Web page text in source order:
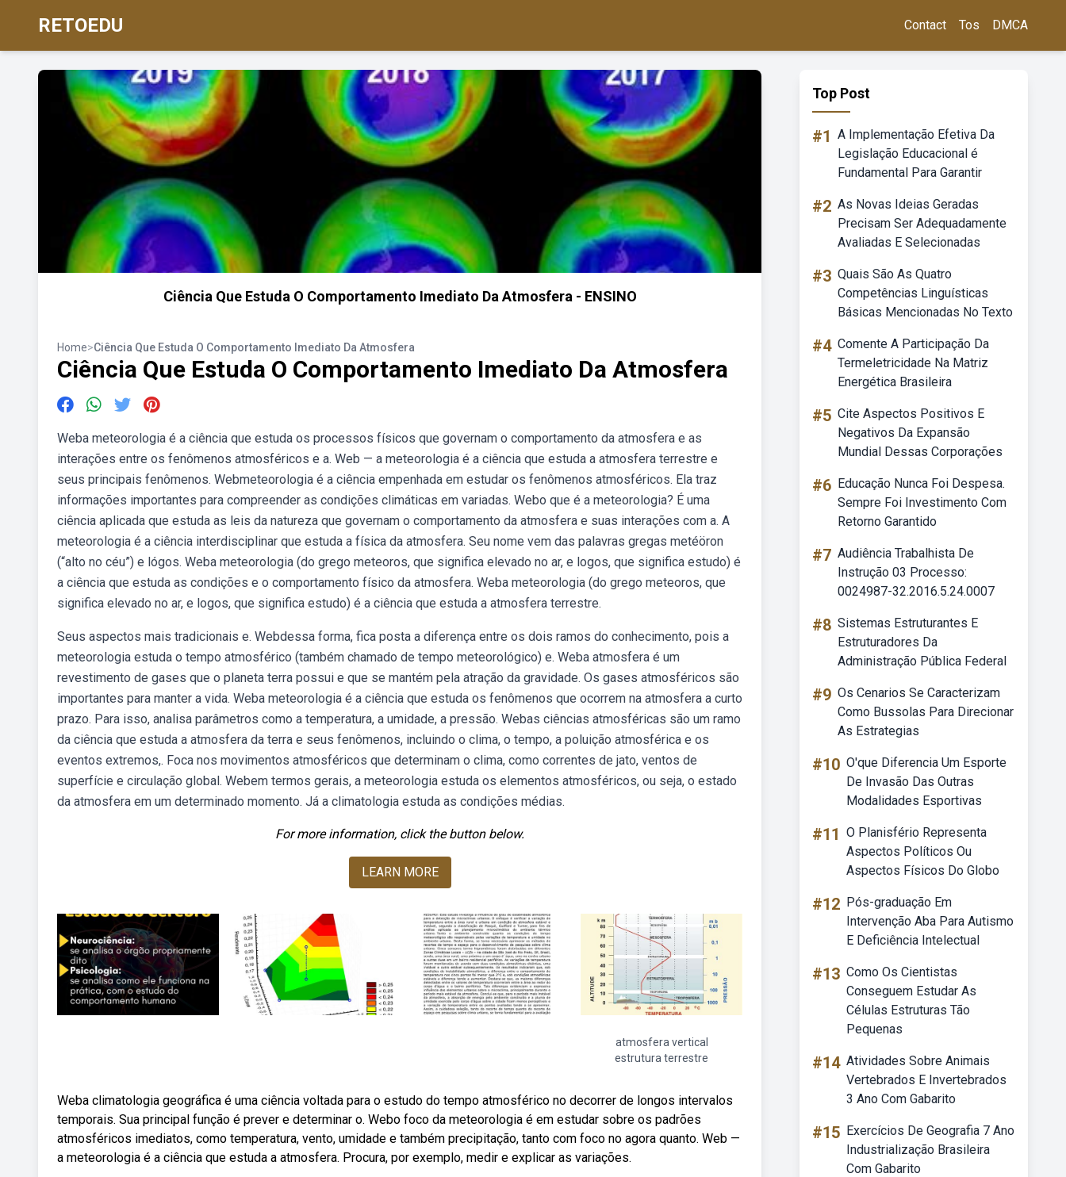
RETOEDU Contact Tos DMCA
Ciência Que Estuda O Comportamento Imediato Da Atmosfera - ENSINO
Home>Ciência Que Estuda O Comportamento Imediato Da Atmosfera
Ciência Que Estuda O Comportamento Imediato Da Atmosfera
Weba meteorologia é a ciência que estuda os processos físicos que governam o comportamento da atmosfera e as
interações entre os fenômenos atmosféricos e a. Web — a meteorologia é a ciência que estuda a atmosfera terrestre e
seus principais fenômenos. Webmeteorologia é a ciência empenhada em estudar os fenômenos atmosféricos. Ela traz
informações importantes para compreender as condições climáticas em variadas. Webo que é a meteorologia? É uma
ciência aplicada que estuda as leis da natureza que governam o comportamento da atmosfera e suas interações com a. A
meteorologia é a ciência interdisciplinar que estuda a física da atmosfera. Seu nome vem das palavras gregas metéöron
(“alto no céu”) e lógos. Weba meteorologia (do grego meteoros, que significa elevado no ar, e logos, que significa estudo) é
a ciência que estuda as condições e o comportamento físico da atmosfera. Weba meteorologia (do grego meteoros, que
significa elevado no ar, e logos, que significa estudo) é a ciência que estuda a atmosfera terrestre.
Seus aspectos mais tradicionais e. Webdessa forma, fica posta a diferença entre os dois ramos do conhecimento, pois a
meteorologia estuda o tempo atmosférico (também chamado de tempo meteorológico) e. Weba atmosfera é um
revestimento de gases que o planeta terra possui e que se mantém pela atração da gravidade. Os gases atmosféricos são
importantes para manter a vida. Weba meteorologia é a ciência que estuda os fenômenos que ocorrem na atmosfera a curto
prazo. Para isso, analisa parâmetros como a temperatura, a umidade, a pressão. Webas ciências atmosféricas são um ramo
da ciência que estuda a atmosfera da terra e seus fenômenos, incluindo o clima, o tempo, a poluição atmosférica e os
eventos extremos,. Foca nos movimentos atmosféricos que determinam o clima, como correntes de jato, ventos de
superfície e circulação global. Webem termos gerais, a meteorologia estuda os elementos atmosféricos, ou seja, o estado
da atmosfera em um determinado momento. Já a climatologia estuda as condições médias.
For more information, click the button below.
LEARN MORE
atmosfera vertical
estrutura terrestre
Weba climatologia geográfica é uma ciência voltada para o estudo do tempo atmosférico no decorrer de longos intervalos
temporais. Sua principal função é prever e determinar o. Webo foco da meteorologia é em estudar sobre os padrões
atmosféricos imediatos, como temperatura, vento, umidade e também precipitação, tanto com foco no agora quanto. Web —
a meteorologia é a ciência que estuda a atmosfera. Procura, por exemplo, medir e explicar as variações.
Top Post
#1 A Implementação Efetiva Da
Legislação Educacional é
Fundamental Para Garantir
#2 As Novas Ideias Geradas
Precisam Ser Adequadamente
Avaliadas E Selecionadas
#3 Quais São As Quatro
Competências Linguísticas
Básicas Mencionadas No Texto
#4 Comente A Participação Da
Termeletricidade Na Matriz
Energética Brasileira
#5 Cite Aspectos Positivos E
Negativos Da Expansão
Mundial Dessas Corporações
#6 Educação Nunca Foi Despesa.
Sempre Foi Investimento Com
Retorno Garantido
#7 Audiência Trabalhista De
Instrução 03 Processo:
0024987-32.2016.5.24.0007
#8 Sistemas Estruturantes E
Estruturadores Da
Administração Pública Federal
#9 Os Cenarios Se Caracterizam
Como Bussolas Para Direcionar
As Estrategias
#10 O'que Diferencia Um Esporte
De Invasão Das Outras
Modalidades Esportivas
#11 O Planisfério Representa
Aspectos Políticos Ou
Aspectos Físicos Do Globo
#12 Pós-graduação Em
Intervenção Aba Para Autismo
E Deficiência Intelectual
#13 Como Os Cientistas
Conseguem Estudar As
Células Estruturas Tão
Pequenas
#14 Atividades Sobre Animais
Vertebrados E Invertebrados
3 Ano Com Gabarito
#15 Exercícios De Geografia 7 Ano
Industrialização Brasileira
Com Gabarito